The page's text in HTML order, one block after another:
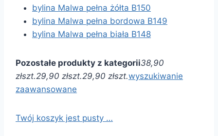
bylina Malwa pełna żółta B150
bylina Malwa pełna bordowa B149
bylina Malwa pełna biała B148
Pozostałe produkty z kategorii38,90
złszt.29,90 złszt.29,90 złszt.wyszukiwanie
zaawansowane
Twój koszyk jest pusty …